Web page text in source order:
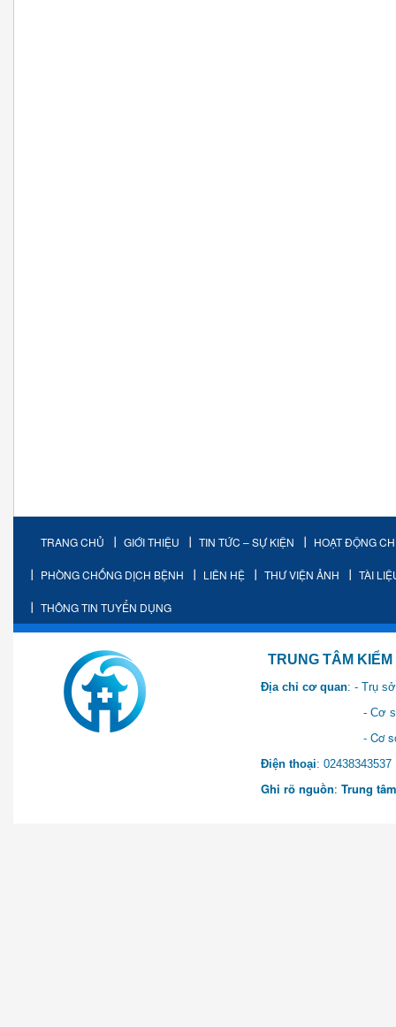
TRANG CHỦ GIỚI THIỆU TIN TỨC – SỰ KIỆN HOẠT ĐỘNG
PHÒNG CHỐNG DỊCH BỆNH LIÊN HỆ THƯ VIỆN ẢNH TÀI
THÔNG TIN TUYỂN DỤNG
TRUNG TÂM KIỂM SOÁT
Địa chỉ cơ quan: - Trụ
- Cơ sở 2: Khu Hành
- Cơ sở 3: Số 1 Ngõ 2
Điện thoại:
Ghi rõ nguồn: Trung